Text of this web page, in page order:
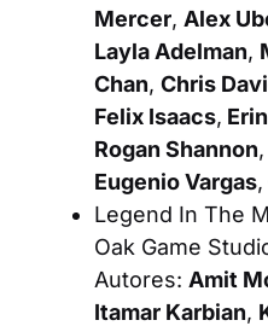
Mercer, Alex
Layla Adelman,
Chan, Chris
Felix Isaacs,
Rogan Shannon,
Eugenio Vargas,
Legend In The
Oak Game
Autores: Amit
Itamar Karbian,